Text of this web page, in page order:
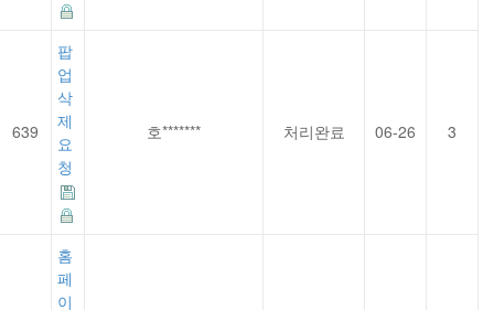
639
팝
업
삭
제
요
청
호******* 처리완료 06-26 3
홈
페
이